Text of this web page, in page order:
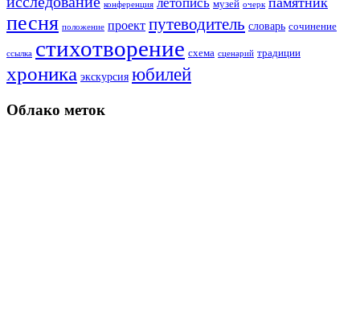
конференция музей очерк
песня положение проект путеводитель словарь сочинение
ссылка стихотворение схема сценарий традиции
хроника экскурсия юбилей
Облако меток